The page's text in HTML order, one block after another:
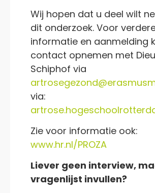
Wij hopen dat u deel wilt
dit onderzoek. Voor
informatie en aanmelding
contact opnemen met
Schiphof via
via:
Zie voor informatie ook:
www.hr.nl/PROZA
Liever geen interview,
vragenlijst invullen?